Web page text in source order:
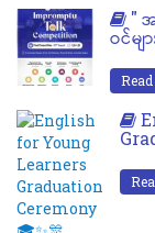
"
ဝင်မျ